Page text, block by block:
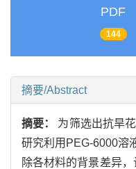
PDF
144
摘要/Abstract
摘要： 为筛选出抗旱
研究利用PEG-6000溶
除各材料的背景差异